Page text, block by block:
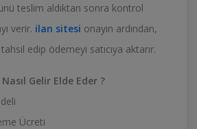
teslim aldıktan sonra kontrol
verir. ilan sitesi onayın ardından,
edip ödemeyi satıcıya aktarır.
Nasıl Gelir Elde Eder ?
Ücreti